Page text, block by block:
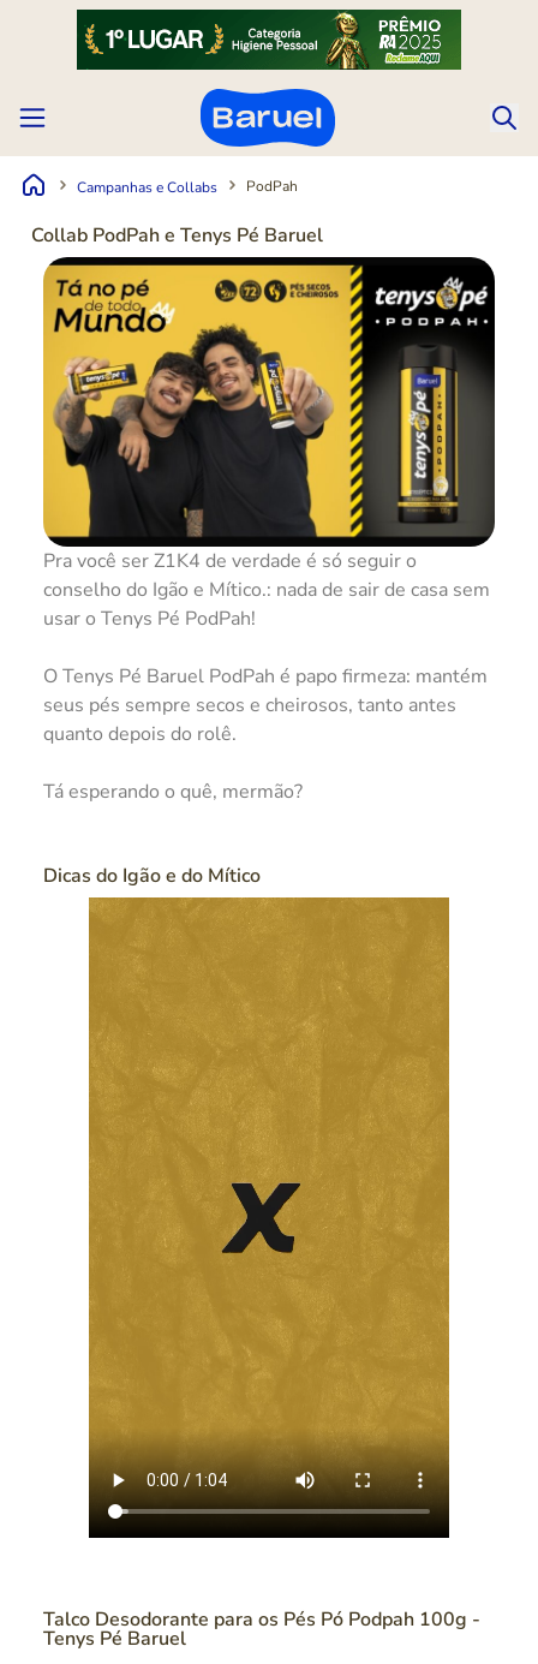
Campanhas e Collabs PodPah
Collab PodPah e Tenys Pé Baruel
Pra você ser Z1K4 de verdade é só seguir o
conselho do Igão e Mítico.: nada de sair de casa sem
usar o Tenys Pé PodPah!
O Tenys Pé Baruel PodPah é papo firmeza: mantém
seus pés sempre secos e cheirosos, tanto antes
quanto depois do rolê.
Tá esperando o quê, mermão?
Dicas do Igão e do Mítico
Talco Desodorante para os Pés Pó Podpah 100g -
Tenys Pé Baruel